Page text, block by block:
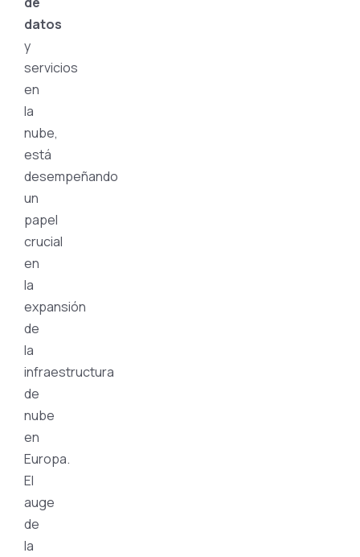
datos
y
servicios
en
la
nube,
está
desempeñando
un
papel
crucial
en
la
expansión
de
la
infraestructura
de
nube
en
Europa.
El
auge
de
la